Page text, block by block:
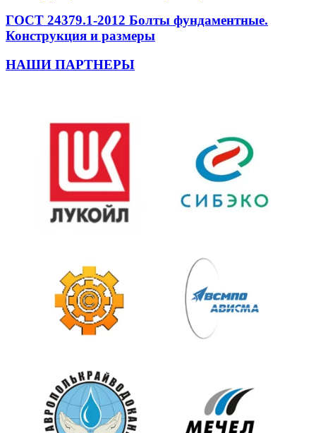
ГОСТ 24379.1-2012 Болты фундаментные.
Конструкция и размеры
НАШИ ПАРТНЕРЫ